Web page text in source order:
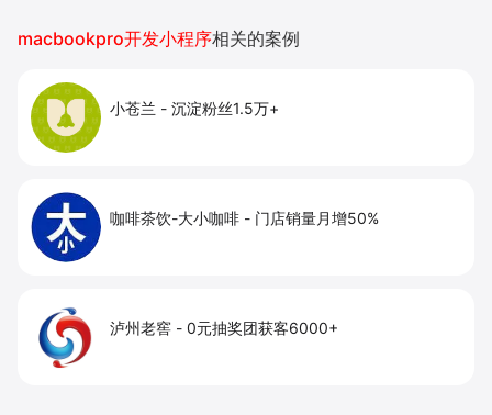
macbookpro开发小程序相关的案例
小苍兰 - 沉淀粉丝1.5万+
咖啡茶饮-大小咖啡 - 门店销量月增50%
泸州老窖 - 0元抽奖团获客6000+